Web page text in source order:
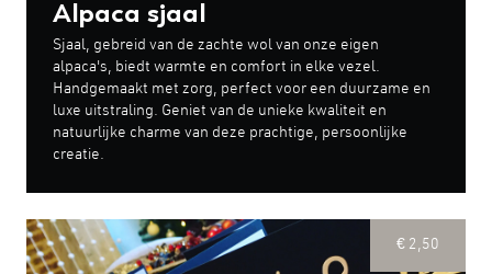
Alpaca sjaal
Sjaal, gebreid van de zachte wol van onze eigen
alpaca's, biedt warmte en comfort in elke vezel.
Handgemaakt met zorg, perfect voor een duurzame en
luxe uitstraling. Geniet van de unieke kwaliteit en
natuurlijke charme van deze prachtige, persoonlijke
creatie.
€ 2,50